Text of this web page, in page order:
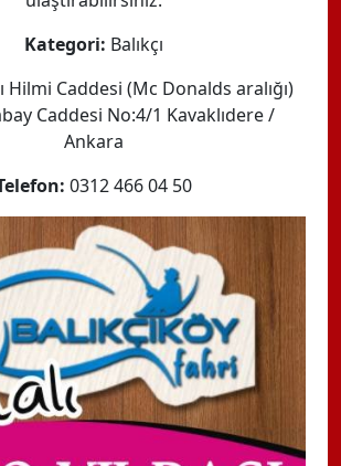
Kategori: Balıkçı
Hilmi Caddesi (Mc Donalds aralığı)
Caddesi No:4/1 Kavaklıdere /
Ankara
0312 466 04 50